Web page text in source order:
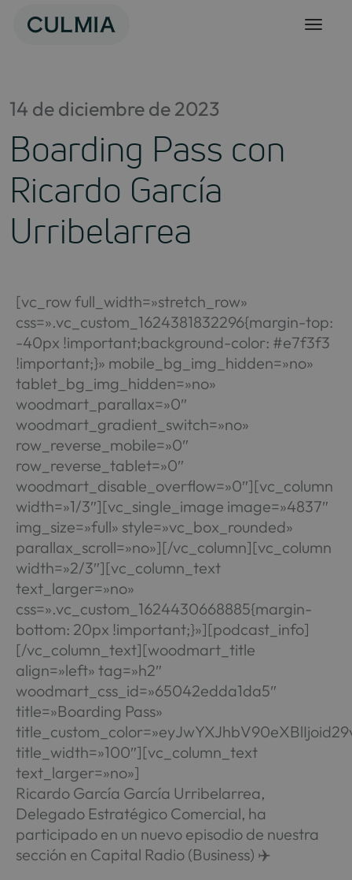
14 de diciembre de 2023
Boarding Pass con
Ricardo García
Urribelarrea
[vc_row full_width=»stretch_row»
css=».vc_custom_1624381832296{margin-top:
-40px !important;background-color: #e7f3f3
!important;}» mobile_bg_img_hidden=»no»
tablet_bg_img_hidden=»no»
woodmart_parallax=»0″
woodmart_gradient_switch=»no»
row_reverse_mobile=»0″
row_reverse_tablet=»0″
woodmart_disable_overflow=»0″][vc_column
width=»1/3″][vc_single_image image=»4837″
img_size=»full» style=»vc_box_rounded»
parallax_scroll=»no»][/vc_column][vc_column
width=»2/3″][vc_column_text
text_larger=»no»
css=».vc_custom_1624430668885{margin-
bottom: 20px !important;}»][podcast_info]
[/vc_column_text][woodmart_title
align=»left» tag=»h2″
woodmart_css_id=»65042edda1da5″
title=»Boarding Pass»
title_width=»100″][vc_column_text
text_larger=»no»]
Ricardo García García Urribelarrea,
Delegado Estratégico Comercial, ha
participado en un nuevo episodio de nuestra
sección en Capital Radio (Business) ✈️